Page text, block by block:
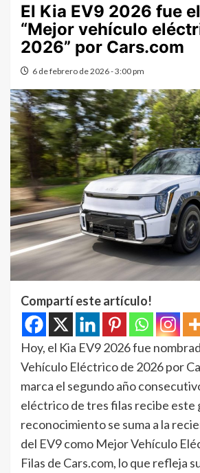
El Kia EV9 2026 fue
“Mejor vehículo
2026” por Cars.com
6 de febrero de 2026 - 3:00 pm
Compartí este artículo!
Hoy, el Kia EV9 2026 fue
Vehículo Eléctrico de 2026 por
marca el segundo año
eléctrico de tres filas recibe este
reconocimiento se suma a la
del EV9 como Mejor Vehículo
Filas de Cars.com, lo que refleja